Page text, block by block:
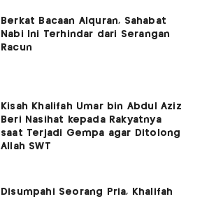
Berkat Bacaan Alquran, Sahabat
Nabi Ini Terhindar dari Serangan
Racun
Kisah Khalifah Umar bin Abdul Aziz
Beri Nasihat kepada Rakyatnya
saat Terjadi Gempa agar Ditolong
Allah SWT
Disumpahi Seorang Pria, Khalifah